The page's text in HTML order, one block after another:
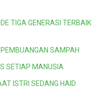
TIGA GENERASI TERBAIK
SAMPAH
SETIAP MANUSIA
ISTRI SEDANG HAID